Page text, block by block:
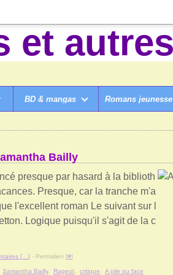
BD & mangas Romans jeunesse
> CATEGORIES > A PILE OU FACE
Bailly
presque par hasard à la biblioth
Presque, car la tranche m'a
l'excellent roman Le suivant sur l
Logique puisqu'il s'agit de la c
[ ] - Permalien [#]
Samantha Bailly, Rageot critique A pile ou face